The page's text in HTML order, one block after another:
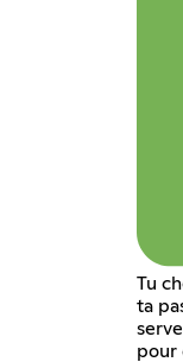
Tu
ta
pour